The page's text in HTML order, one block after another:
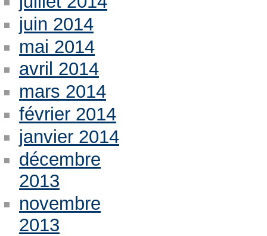
juin 2014
mai 2014
avril 2014
mars 2014
février 2014
janvier 2014
décembre
2013
novembre
2013